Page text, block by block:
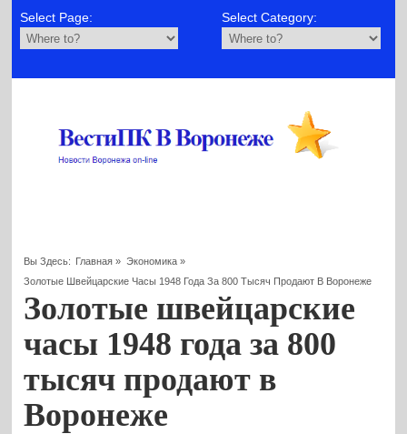
Select Page: Select Category:
Вы Здесь: Главная » Экономика»
Золотые Швейцарские Часы 1948 Года За 800 Тысяч Продают В Воронеже
Золотые швейцарские
часы 1948 года за 800
тысяч продают в
Воронеже